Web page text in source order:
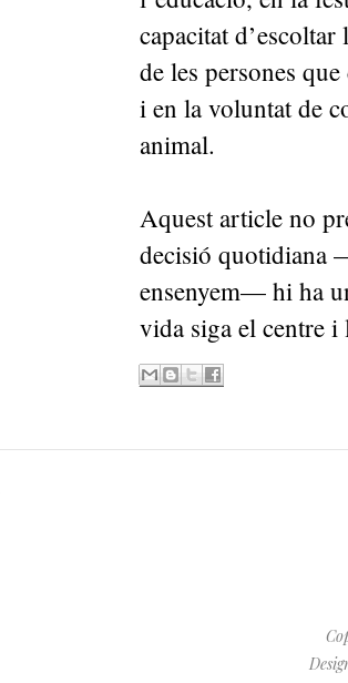
capacitat
de les persones
i en la voluntat de
animal.
Aquest article no
decisió quotidiana
ensenyem— hi ha
vida siga el centre i